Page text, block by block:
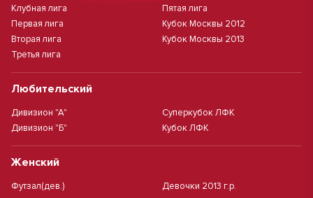
Клубная лига
Первая лига
Вторая лига
Третья лига
Пятая лига
Кубок Москвы 2012
Кубок Москвы 2013
Любительский
Дивизион "А"
Дивизион "Б"
Суперкубок ЛФК
Кубок ЛФК
Женский
Футзал(дев.)
Девочки 2013 г.р.